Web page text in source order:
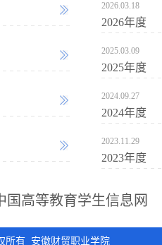
2026.03.18
2026年度
2025.03.09
2025年度
2024.09.27
2024年度
2023.11.29
2023年度
国高等教育学生信息网
所有 安徽财贸职业学院